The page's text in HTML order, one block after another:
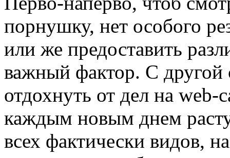
порнушку, нет особого
или же предоставить
важный фактор. С другой
отдохнуть от дел на web-
каждым новым днем
всех фактически видов,